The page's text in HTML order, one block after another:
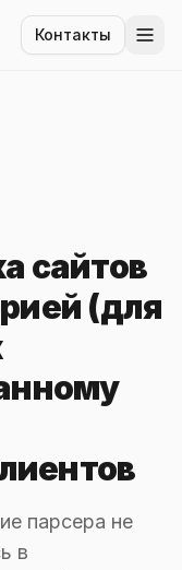
Контакты
сайтов
(для
парсера не
в